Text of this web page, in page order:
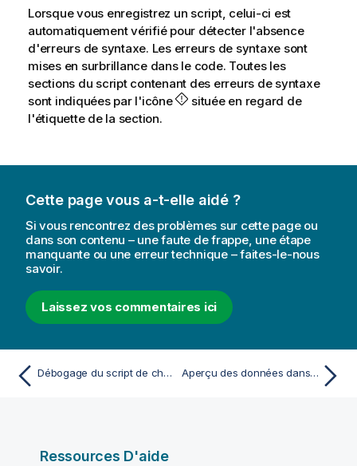
I
n
f
o
r
m
a
o
s
Lorsque vous enregistrez un script, celui-ci est
automatiquement vérifié pour détecter l'absence
d'erreurs de syntaxe. Les erreurs de syntaxe sont
mises en surbrillance dans le code. Toutes les
sections du script contenant des erreurs de syntaxe
sont indiquées par l'icône
située en regard de
l'étiquette de la section.
Cette page vous a-t-elle aidé ?
Si vous rencontrez des problèmes sur cette page ou
dans son contenu – une faute de frappe, une étape
manquante ou une erreur technique – faites-le-nous
savoir.
Laissez vos commentaires ici
Débogage du script de chargement de données Aperçu des données dans les scripts de chargement
Ressources D'aide